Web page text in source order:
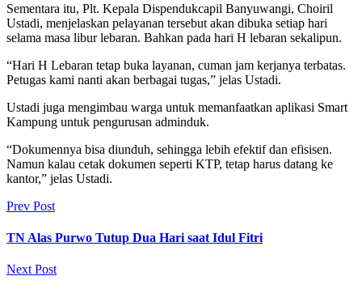
Sementara itu, Plt. Kepala Dispendukcapil Banyuwangi, Choiril
Ustadi, menjelaskan pelayanan tersebut akan dibuka setiap hari
selama masa libur lebaran. Bahkan pada hari H lebaran sekalipun.
“Hari H Lebaran tetap buka layanan, cuman jam kerjanya terbatas.
Petugas kami nanti akan berbagai tugas,” jelas Ustadi.
Ustadi juga mengimbau warga untuk memanfaatkan aplikasi Smart
Kampung untuk pengurusan adminduk.
“Dokumennya bisa diunduh, sehingga lebih efektif dan efisisen.
Namun kalau cetak dokumen seperti KTP, tetap harus datang ke
kantor,” jelas Ustadi.
Prev Post
TN Alas Purwo Tutup Dua Hari saat Idul Fitri
Next Post